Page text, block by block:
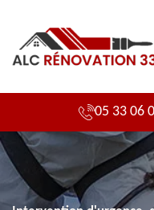
05 33 06